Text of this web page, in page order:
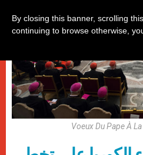
Voeux Du Pape À
By closing this banner, scrolling
continuing to browse otherwise,